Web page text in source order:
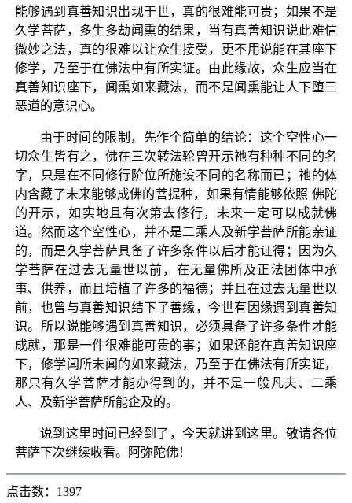
能够遇到真善知识出现于世，真的很难能可贵；如果不是
久学菩萨，多生多劫闻熏的结果，当有真善知识说此难信
微妙之法，真的很难以让众生接受，更不用说能在其座下
修学，乃至于在佛法中有所实证。由此缘故，众生应当在
真善知识座下，闻熏如来藏法，而不是闻熏能让人下堕三
恶道的意识心。
由于时间的限制，先作个简单的结论：这个空性心一
切众生皆有之，佛在三次转法轮曾开示祂有种种不同的名
字，只是在不同修行阶位所施设不同的名称而已；祂的体
内含藏了未来能够成佛的菩提种，如果有情能够依照 佛陀
的开示，如实地且有次第去修行，未来一定可以成就佛
道。然而这个空性心，并不是二乘人及新学菩萨所能亲证
的，而是久学菩萨具备了许多条件以后才能证得；因为久
学菩萨在过去无量世以前，在无量佛所及正法团体中承
事、供养，而且培植了许多的福德；并且在过去无量世以
前，也曾与真善知识结下了善缘，今世有因缘遇到真善知
识。所以说能够遇到真善知识，必须具备了许多条件才能
成就，那是一件很难能可贵的事；如果还能在真善知识座
下，修学闻所未闻的如来藏法，乃至于在佛法有所实证，
那只有久学菩萨才能办得到的，并不是一般凡夫、二乘
人、及新学菩萨所能企及的。
说到这里时间已经到了，今天就讲到这里。敬请各位
菩萨下次继续收看。阿弥陀佛！
点击数：1397